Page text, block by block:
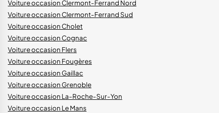
Voiture occasion Clermont-Ferrand Nord
Voiture occasion Clermont-Ferrand Sud
Voiture occasion Cholet
Voiture occasion Cognac
Voiture occasion Flers
Voiture occasion Fougères
Voiture occasion Gaillac
Voiture occasion Grenoble
Voiture occasion La-Roche-Sur-Yon
Voiture occasion Le Mans